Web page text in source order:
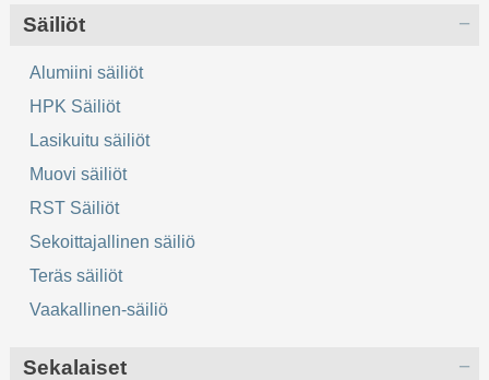
Säiliöt
Alumiini säiliöt
HPK Säiliöt
Lasikuitu säiliöt
Muovi säiliöt
RST Säiliöt
Sekoittajallinen säiliö
Teräs säiliöt
Vaakallinen-säiliö
Sekalaiset